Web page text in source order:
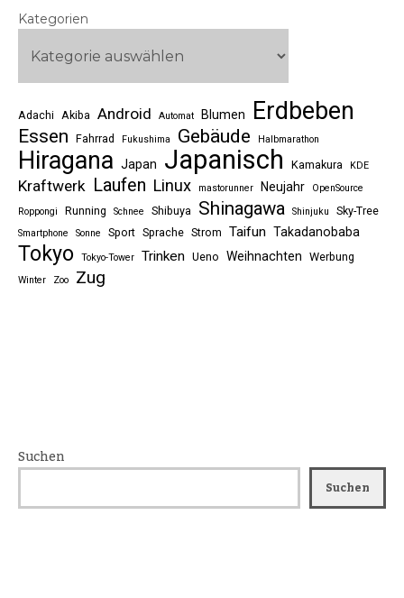
Kategorien
Adachi Akiba Android Automat Blumen Erdbeben
Essen Fahrrad Fukushima Gebäude Halbmarathon
Hiragana Japan Japanisch Kamakura KDE
Kraftwerk Laufen Linux mastorunner Neujahr
OpenSource
Roppongi
Running Schnee Shibuya Shinagawa Shinjuku Sky-Tree
Smartphone Sonne Sport Sprache Strom Taifun Takadanobaba
Tokyo Tokyo-Tower Trinken Ueno Weihnachten Werbung
Winter Zoo Zug
Suchen
Suchen